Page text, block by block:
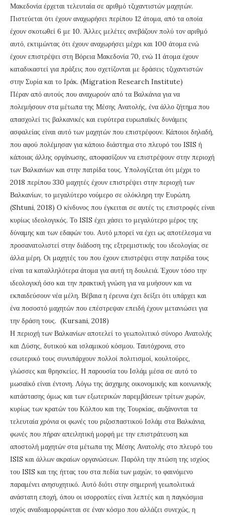
Μακεδονία έρχεται τελευταία σε αριθμό τζιχαντιστών μαχητών.
Πιστεύεται ότι έχουν αναχωρήσει περίπου 12 άτομα, από τα οποία
έχουν σκοτωθεί 6 με 10. Άλλες μελέτες ανεβάζουν πολύ τον αριθμό
αυτό, εκτιμώντας ότι έχουν αναχωρήσει μέχρι και 100 άτομα ενώ
έχουν επιστρέψει στη Βόρεια Μακεδονία 70, ενώ 11 άτομα έχουν
καταδικαστεί για πράξεις που σχετίζονται με δράσεις τζιχαντιστών
στην Συρία και το Ιράκ. (Migration Research Institute)
Πέραν από αυτούς που αναχωρούν από τα Βαλκάνια για να
πολεμήσουν στα μέτωπα της Μέσης Ανατολής, ένα άλλο ζήτημα που
απασχολεί τις βαλκανικές και ευρύτερα ευρωπαϊκές δυνάμεις
ασφαλείας είναι αυτό των μαχητών που επιστρέφουν. Κάποιοι δηλαδή,
που αφού πολέμησαν για κάποιο διάστημα στο πλευρό του ISIS ή
κάποιας άλλης οργάνωσης, αποφασίζουν να επιστρέψουν στην περιοχή
των Βαλκανίων και στην πατρίδα τους. Υπολογίζεται ότι μέχρι το
2018 περίπου 330 μαχητές έχουν επιστρέψει στην περιοχή των
Βαλκανίων, το μεγαλύτερο νούμερο σε ολόκληρη την Ευρώπη.
(Shtuni, 2018) Ο κίνδυνος που έγκειται σε αυτές τις επιστροφές είναι
κυρίως ιδεολογικός. Το ISIS έχει χάσει το μεγαλύτερο μέρος της
δύναμης και των εδαφών του. Αυτό μπορεί να έχει ως αποτέλεσμα να
προσανατολιστεί στην διάδοση της εξτρεμιστικής του ιδεολογίας σε
άλλα μέρη. Οι μαχητές του που έχουν επιστρέψει στην πατρίδα τους
είναι τα καταλληλότερα άτομα για αυτή τη δουλειά. Έχουν τόσο την
ιδεολογική όσο και την πρακτική γνώση για να μυήσουν και να
εκπαιδεύσουν νέα μέλη. Βέβαια η έρευνα έχει δείξει ότι υπάρχει και
ένα ποσοστό μαχητών που επέστρεψαν επειδή έχουν μετανιώσει για
την δράση τους. (Kursani, 2018)
Η περιοχή των Βαλκανίων αποτελεί το γεωπολιτικό σύνορο Ανατολής
και Δύσης, δυτικού και ισλαμικού κόσμου. Ταυτόχρονα, στο
εσωτερικό τους συνυπάρχουν πολλοί πολιτισμοί, κουλτούρες,
γλώσσες και θρησκείες. Η παρουσία του Ισλάμ μέσα σε αυτό το
μωσαϊκό είναι έντονη. Λόγω της άσχημης οικονομικής και κοινωνικής
κατάστασης όμως και των εξωτερικών παρεμβάσεων τρίτων χωρών,
κυρίως των κρατών του Κόλπου και της Τουρκίας, αυξάνονται τα
τελευταία χρόνια οι φωνές του ριζοσπαστικού Ισλάμ στα Βαλκάνια,
φωνές που πήραν απειλητική μορφή με την επιστράτευση και
αποστολή μαχητών στα μέτωπα της Μέσης Ανατολής στο πλευρό του
ISIS και άλλων ακραίων οργανώσεων. Παρόλη την πτώση της ισχύος
του ISIS και της ήττας του στα πεδία των μαχών, το φαινόμενο
παραμένει ανησυχητικό. Αυτό διότι στην σημερινή γεωπολιτικά
ανάστατη εποχή, όπου οι ισορροπίες είναι λεπτές και η παγκόσμια
ισχύς αναδιαμορφώνεται σε έναν κόσμο που αλλάζει συνεχώς, η